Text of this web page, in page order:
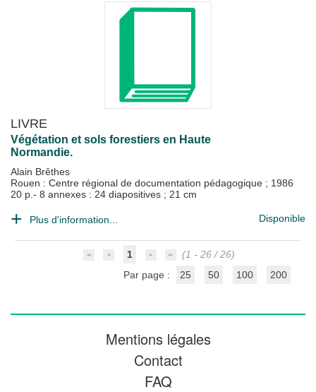
LIVRE
Végétation et sols forestiers en Haute
Normandie.
Alain Brêthes
Rouen : Centre régional de documentation pédagogique ; 1986
20 p.- 8 annexes : 24 diapositives ; 21 cm
Plus d'information... Disponible
1
(1 - 26 / 26)
Par page :
25 50 100 200
Mentions légales
Contact
FAQ